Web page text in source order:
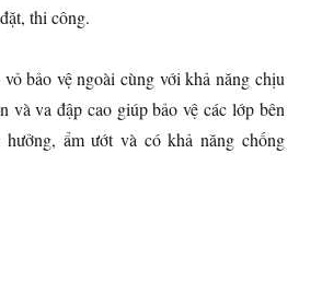
thi công.
bảo vệ ngoài cùng với khả năng chịu
và va đập cao giúp bảo vệ các lớp bên
ẩm ướt và có khả năng chống